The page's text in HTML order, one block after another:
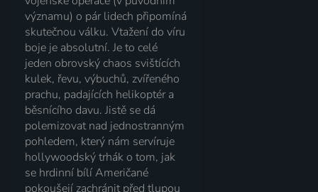
významu) o pár lidech připomíná
skutečnou válku. Vtažení do víru
boje je absolutní. Je to celé
jeden obrovský chaos svištících
kulek, řevu, výbuchů, zvířeného
prachu, padajících helikoptér a
běsnícího davu. Jistě se dá
polemizovat nad jednostranným
pohledem, který nám servíruje
hollywoodský trhák o tom, jak
se hrdinní bílí Američané
pokoušejí zachránit před tlupou